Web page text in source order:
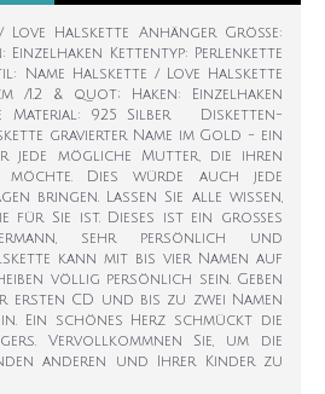
Love Halskette Anhänger Größe:
Einzelhaken Kettentyp: Perlenkette
Name Halskette / Love Halskette
/1.2 & quot; Haken: Einzelhaken
Material: 925 Silber Disketten-
gravierter Name im Gold - ein
jede mögliche Mutter, die ihren
möchte. Dies würde auch jede
bringen. Lassen Sie alle wissen,
für Sie ist. Dieses ist ein großes
sehr persönlich und
kann mit bis vier Namen auf
völlig persönlich sein. Geben
ersten CD und bis zu zwei Namen
Ein schönes Herz schmückt die
Vervollkommnen Sie, um die
anderen und Ihrer Kinder zu